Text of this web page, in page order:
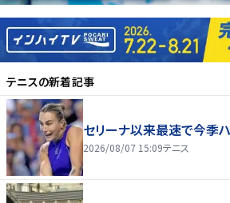
テニスの新着記事
セリーナ以来最速で今季
2026/08/07 15:09テニス